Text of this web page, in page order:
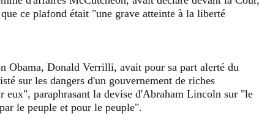
ce plafond était "une grave atteinte à la liberté
Obama, Donald Verrilli, avait pour sa part alerté du
sur les dangers d'un gouvernement de riches
eux", paraphrasant la devise d'Abraham Lincoln sur "le
le peuple et pour le peuple".